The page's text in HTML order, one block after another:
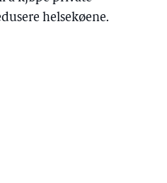
helsekøene.